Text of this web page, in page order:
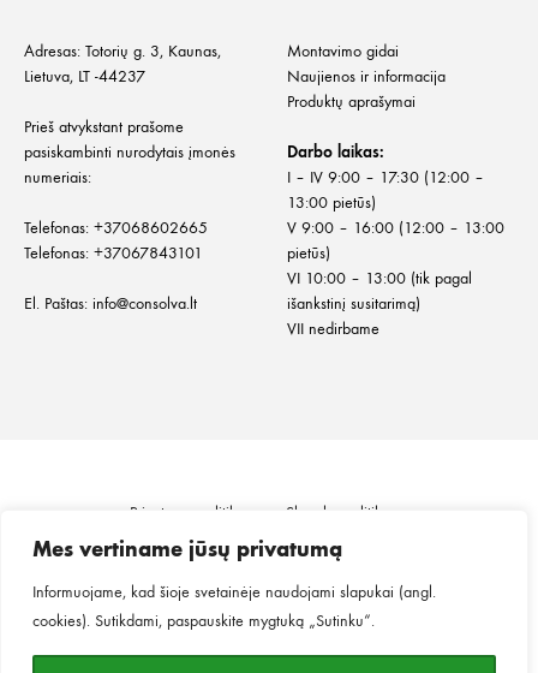
Mes vertiname jūsų privatumą
Informuojame, kad šioje svetainėje naudojami slapukai (angl.
cookies). Sutikdami, paspauskite mygtuką „Sutinku“.
Adresas: Totorių g. 3, Kaunas,
Lietuva, LT -44237
Prieš atvykstant prašome
pasiskambinti nurodytais įmonės
numeriais:
Telefonas: +37068602665
Telefonas: +37067843101
El. Paštas: info@consolva.lt
Montavimo gidai
Naujienos ir informacija
Produktų aprašymai
Darbo laikas:
I – IV 9:00 – 17:30 (12:00 –
13:00 pietūs)
V 9:00 – 16:00 (12:00 – 13:00
pietūs)
VI 10:00 – 13:00 (tik pagal
išankstinį susitarimą)
VII nedirbame
Privatumo politika
Slapukų politika
Informacija klientui
Prekių grąžinimas ir keitimas
Pirkimo taisyklės